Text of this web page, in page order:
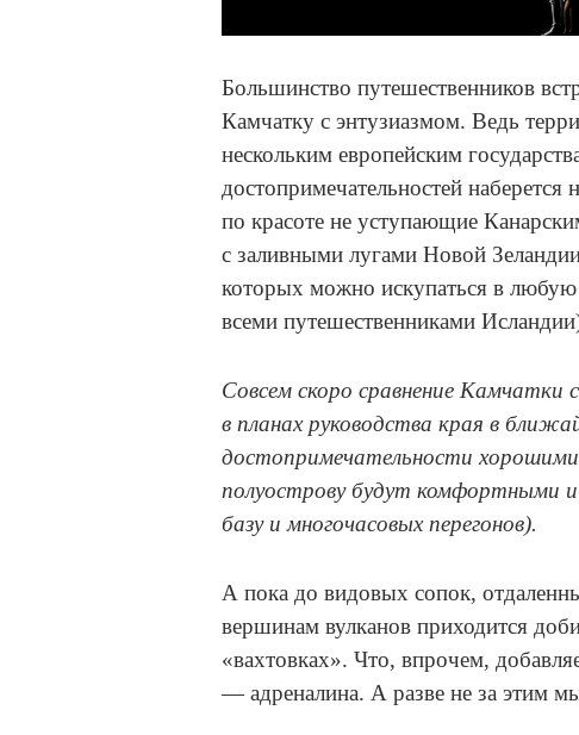
Большинство путешественников
Камчатку с энтузиазмом. Ведь
нескольким европейским
достопримечательностей наберется
по красоте не уступающие
с заливными лугами Новой
которых можно искупаться в любую
всеми путешественниками
Совсем скоро сравнение
в планах руководства края в
достопримечательности
полуострову будут комфортными
базу и многочасовых перегонов).
А пока до видовых сопок,
вершинам вулканов приходится
«вахтовках». Что, впрочем,
— адреналина. А разве не за этим